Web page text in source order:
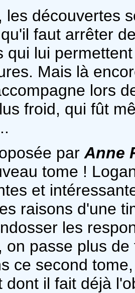
les découvertes
faut arrêter
qui lui
Mais là
lors
froid, qui fût
par Anne
tome !
et
raisons d'une
les
on passe plus
ce second
dont il fait déjà